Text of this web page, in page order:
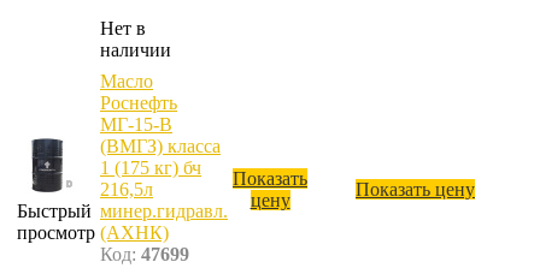
Нет в
наличии
Быстрый
просмотр
Масло
Роснефть
МГ-15-В
(ВМГЗ) класса
1 (175 кг) бч
216,5л
минер.гидравл.
(АХНК)
Код: 47699
Показать
цену
Показать цену